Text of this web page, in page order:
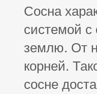
Сосна
системой
землю. От
корней.
сосне